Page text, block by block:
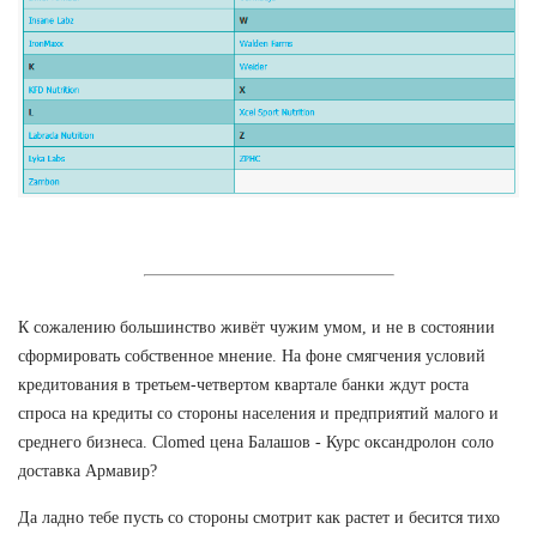
К сожалению большинство живёт чужим умом, и не в состоянии
сформировать собственное мнение. На фоне смягчения условий
кредитования в третьем-четвертом квартале банки ждут роста
спроса на кредиты со стороны населения и предприятий малого и
среднего бизнеса. Clomed цена Балашов - Курс оксандролон соло
доставка Армавир?
Да ладно тебе пусть со стороны смотрит как растет и бесится тихо